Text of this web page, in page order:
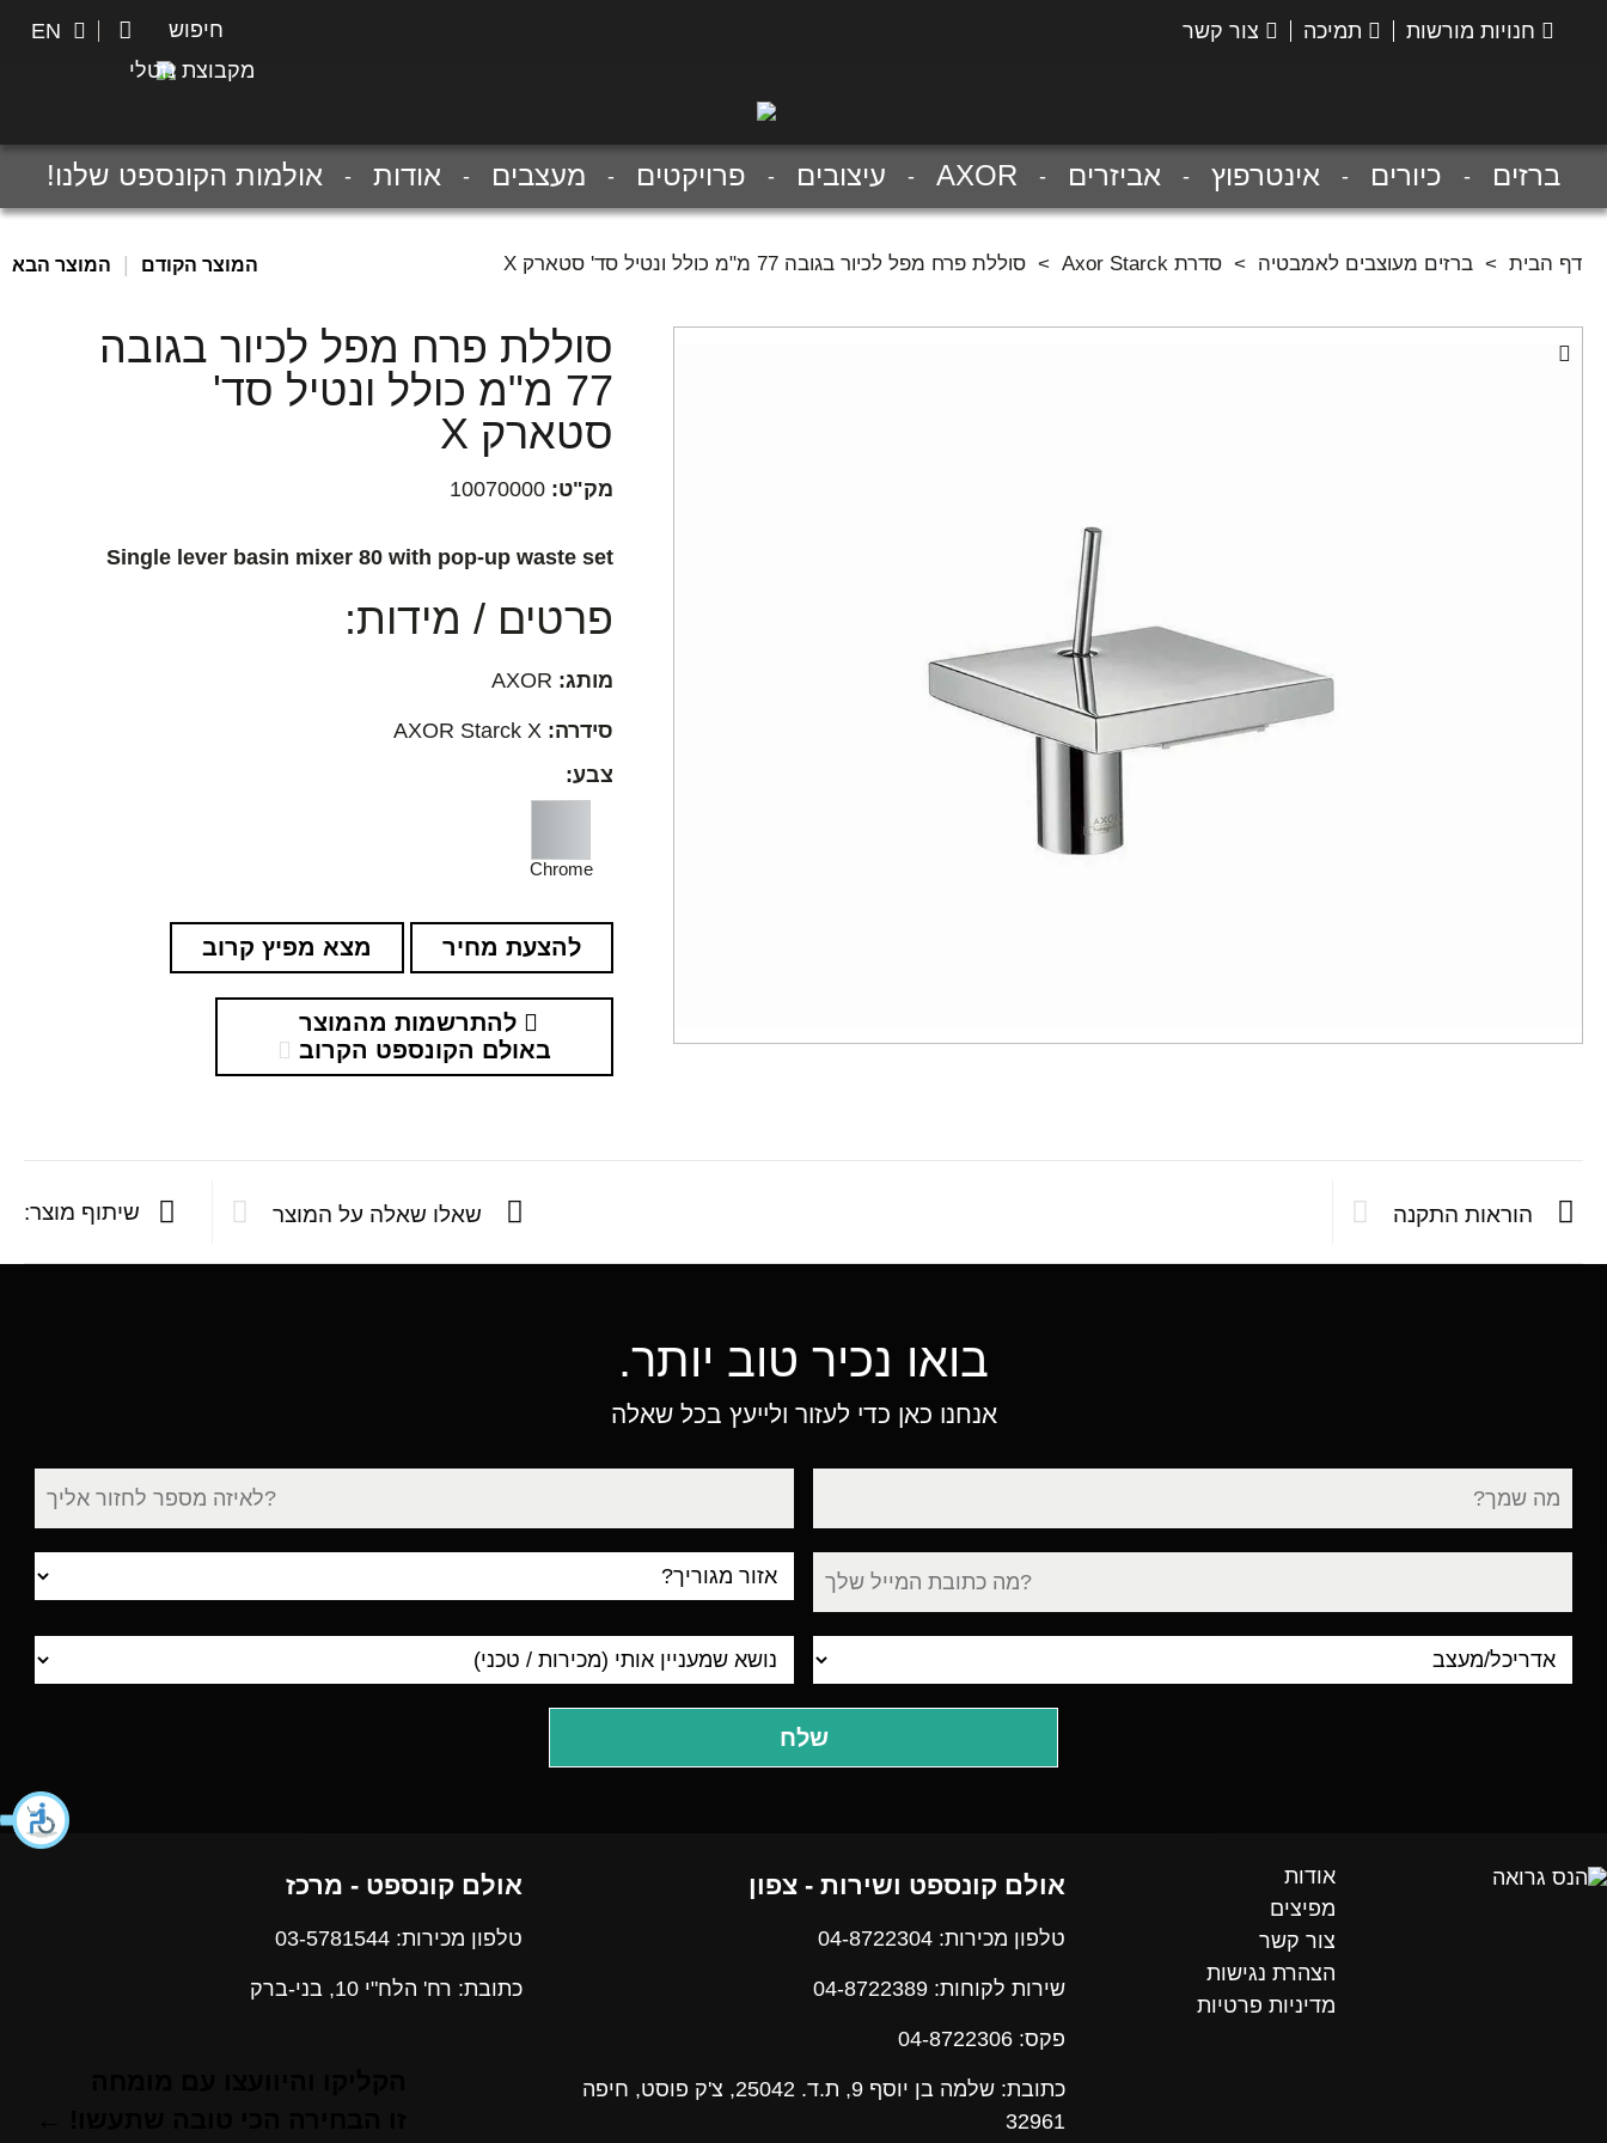
חנויות מורשות תמיכה צור קשר חיפוש EN
מקבוצת נוטלי
ברזים כיורים אינטרפוץ אביזרים AXOR עיצובים פרויקטים מעצבים אודות אולמות הקונספט שלנו!
דף הבית > ברזים מעוצבים לאמבטיה > סדרת Axor Starck > סוללת פרח מפל לכיור בגובה 77 מ"מ כולל ונטיל סד' סטארק X המוצר הקודם המוצר הבא
סוללת פרח מפל לכיור בגובה
77 מ"מ כולל ונטיל סד'
סטארק X
מק"ט: 10070000
Single lever basin mixer 80 with pop-up waste set
פרטים / מידות:
מותג:
סידרה:
צבע:
Chrome
להצעת מחיר מצא מפיץ קרוב
להתרשמות מהמוצר
באולם הקונספט הקרוב
הוראות התקנה שאלו שאלה על המוצר שיתוף מוצר:
בואו נכיר טוב יותר.
אנחנו כאן כדי לעזור ולייעץ בכל שאלה
עיר
מגורים
אודות
מפיצים
צור קשר
הצהרת נגישות
מדיניות פרטיות
אולם קונספט ושירות - צפון
טלפון מכירות: 04-8722304
שירות לקוחות: 04-8722389
פקס:04-8722306
כתובת: שלמה בן יוסף 9, ת.ד. 25042, צ'ק פוסט, חיפה
32961
אולם קונספט - מרכז
טלפון מכירות: 03-5781544
כתובת: רח' הלח"י 10, בני-ברק